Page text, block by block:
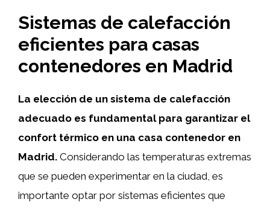
Sistemas de calefacción
eficientes para casas
contenedores en Madrid
La elección de un sistema de calefacción
adecuado es fundamental para garantizar el
confort térmico en una casa contenedor en
Madrid. Considerando las temperaturas extremas
que se pueden experimentar en la ciudad, es
importante optar por sistemas eficientes que